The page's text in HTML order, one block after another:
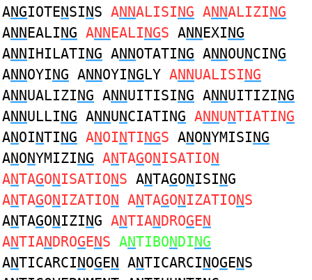
ANGIOTENSINS ANNALISING ANNALIZING
ANNEALING ANNEALINGS ANNEXING
ANNIHILATING ANNOTATING ANNOUNCING
ANNOYING ANNOYINGLY ANNUALISING
ANNUALIZING ANNUITISING ANNUITIZING
ANNULLING ANNUNCIATING ANNUNTIATING
ANOINTING ANOINTINGS ANONYMISING
ANONYMIZING ANTAGONISATION
ANTAGONISATIONS ANTAGONISING
ANTAGONIZATION ANTAGONIZATIONS
ANTAGONIZING ANTIANDROGEN
ANTIANDROGENS ANTIBONDING
ANTICARCINOGEN ANTICARCINOGENS